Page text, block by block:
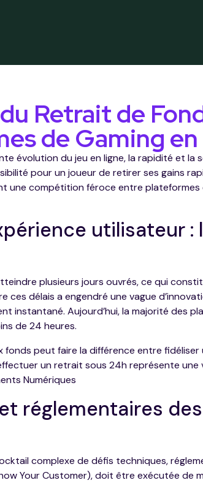
Retrait de
de Gaming
évolution du jeu en ligne, la rapidité et la
pour un joueur de retirer ses gains
une compétition féroce entre
utilisateur
plusieurs jours ouvrés, ce qui
ces délais a engendré une vague
instantané. Aujourd’hui, la majorité des
de 24 heures.
fonds peut faire la différence entre
un retrait sous 24h représente une
Numériques
réglementaires
complexe de défis techniques,
Your Customer), doit être exécutée de